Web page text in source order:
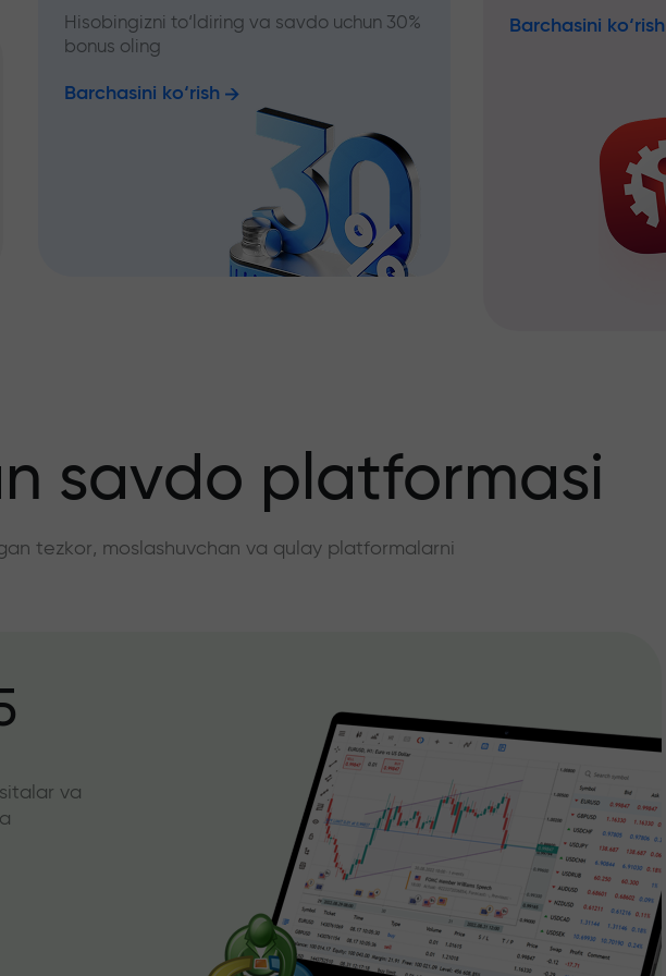
Hisobingizni to‘ldiring va savdo uchun 30%
bonus oling
Barchasini ko‘rish
Barchasini ko‘rish
savdo platformasi
tezkor, moslashuvchan va qulay platformalarni
va